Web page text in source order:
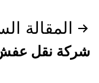
تصفّح
المقالات
المقالة
شركة نقل